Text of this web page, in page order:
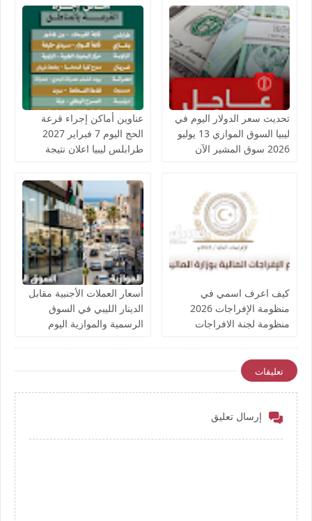
تحديث سعر الدولار اليوم في
ليبيا السوق الموازي 13 يوليو
2026 سوق المشير الآن
عناوين أماكن إجراء قرعة
الحج اليوم 7 فبراير 2027
طرابلس ليبيا اعلان نتيجة
كيف اعرف اسمي في
منظومة الإفراجات 2026
منظومة لجنة الافراجات
تعيين 2727 موظف
أسعار العملات الأجنبية مقابل
الدينار الليبي في السوق
الرسمية والموازية اليوم
تعليقات
إرسال تعليق